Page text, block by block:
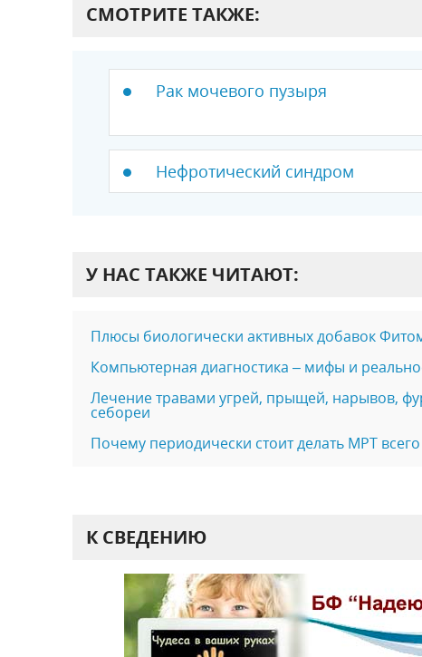
СМОТРИТЕ ТАКЖЕ:
Рак мочевого пузыря
Нефротический синдром
У НАС ТАКЖЕ ЧИТАЮТ:
Плюсы биологически активных добавок
Компьютерная диагностика – мифы и
Лечение травами угрей, прыщей, нарывов,
себореи
Почему периодически стоит делать МРТ всего
К СВЕДЕНИЮ